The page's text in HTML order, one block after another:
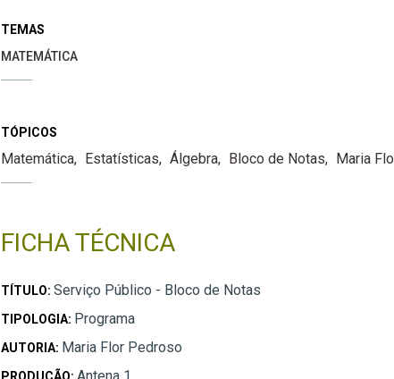
TEMAS
MATEMÁTICA
TÓPICOS
Matemática Estatísticas Álgebra Bloco de Notas Maria
FICHA TÉCNICA
TÍTULO: Serviço Público - Bloco de Notas
TIPOLOGIA: Programa
AUTORIA: Maria Flor Pedroso
PRODUÇÃO: Antena 1